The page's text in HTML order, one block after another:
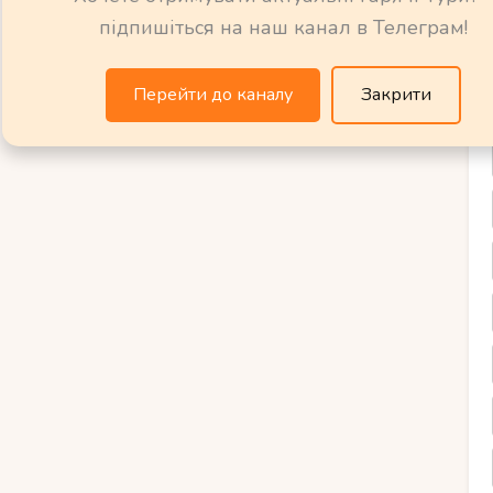
Мадрид – це місто, яке пропонує
які варто відвідати
підпишіться на наш канал в Телеграм!
Перейти до каналу Закрити